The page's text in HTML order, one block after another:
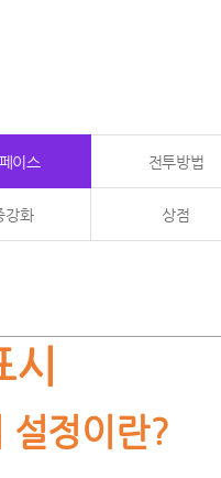
이스 전투방법
강화 상점
설정이란?